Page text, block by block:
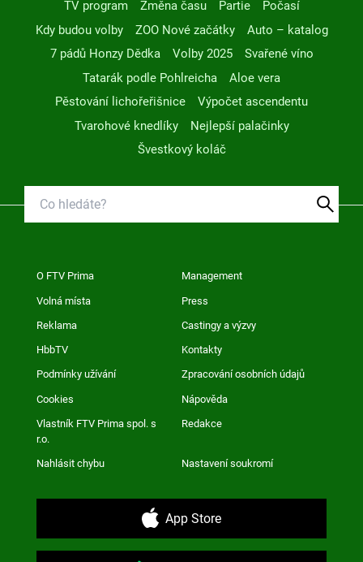
TV program
Změna času Partie
Počasí
Kdy budou volby
ZOO Nové začátky
Auto – katalog
7 pádů Honzy Dědka
Volby 2025
Svařené víno
Tatarák podle Pohlreicha
Aloe vera
Pěstování lichořeřišnice
Výpočet ascendentu
Tvarohové knedlíky
Nejlepší palačinky
Švestkový koláč
O FTV Prima Management
Volná místa Press
Reklama Castingy a výzvy
HbbTV Kontakty
Podmínky užívání Zpracování osobních údajů
Cookies Nápověda
Vlastník FTV Prima spol. s
r.o.
Redakce
Nahlásit chybu Nastavení soukromí
App Store